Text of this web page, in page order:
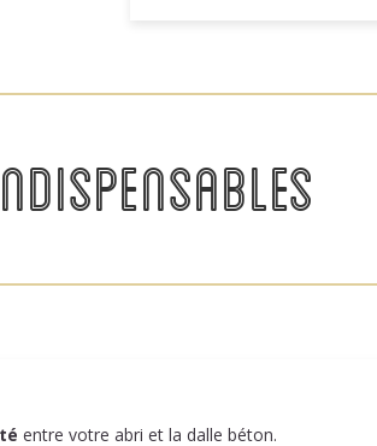
entre votre abri et la dalle béton.